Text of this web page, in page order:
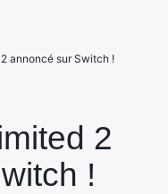
2
!
annoncé sur Switch !